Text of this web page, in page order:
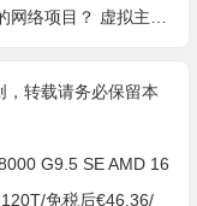
网络项目？ 虚拟主机
，转载请务必保留本
G9.5 SE AMD 16
免税后€46.36/